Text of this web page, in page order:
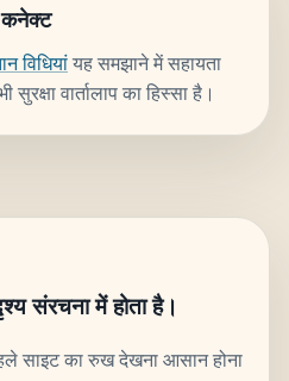
कनेक्ट
विधियांयह समझाने में सहायता
वार्तालाप का हिस्सा है।
संरचना में होता है।
साइट का रुख देखना आसान होना